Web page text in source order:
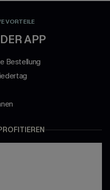
VORTEILE
APP
Bestellung